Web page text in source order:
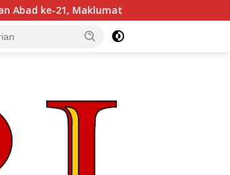
Barat, dan Jalan Panjang Menuju